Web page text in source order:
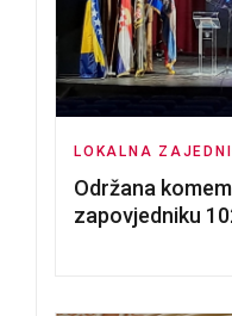
LOKALNA
Održana
zapovjedniku